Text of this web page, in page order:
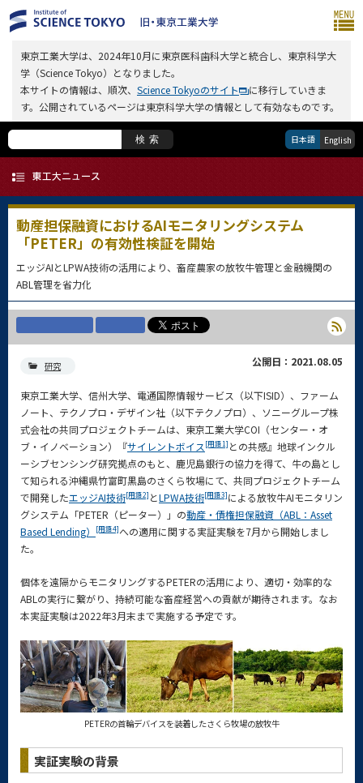
東京工業大学は、2024年10月に東京医科歯科大学と統合し、東京科学大
学（Science Tokyo）となりました。
本サイトの情報は、順次、 Science Tokyoのサイト
に移行していきま
す。公開されているページは東京科学大学の情報として有効なものです。
検索 日本語 English
動産担保融資におけるAIモニタリングシステム
「PETER」の有効性検証を開始
エッジAIとLPWA技術の活用により、畜産農家の放牧牛管理と金融機関の
ABL管理を省力化
研究 公開日：2021.08.05
東京工業大学、信州大学、電通国際情報サービス（以下ISID）、ファーム
ノート、テクノプロ・デザイン社（以下テクノプロ）、ソニーグループ株
式会社の共同プロジェクトチームは、東京工業大学COI（センター・オ
ブ・イノベーション）『サイレントボイス [用語1] との共感』地球インクル
ーシブセンシング研究拠点のもと、鹿児島銀行の協力を得て、牛の島とし
て知られる沖縄県竹富町黒島のさくら牧場にて、共同プロジェクトチーム
で開発したエッジAI技術[用語2] とLPWA技術[用語3]による放牧牛AIモニタリン
グシステム「PETER（ピーター）」の動産・債権担保融資（ABL：Asset
Based Lending）
[用語4]への適用に関する実証実験を7月から開始しまし
た。
個体を遠隔からモニタリングするPETERの活用により、適切・効率的な
ABLの実行に繋がり、持続可能な畜産経営への貢献が期待されます。なお
本実証実験は2022年3月末まで実施する予定です。
PETERの首輪デバイスを装着したさくら牧場の放牧牛
実証実験の背景